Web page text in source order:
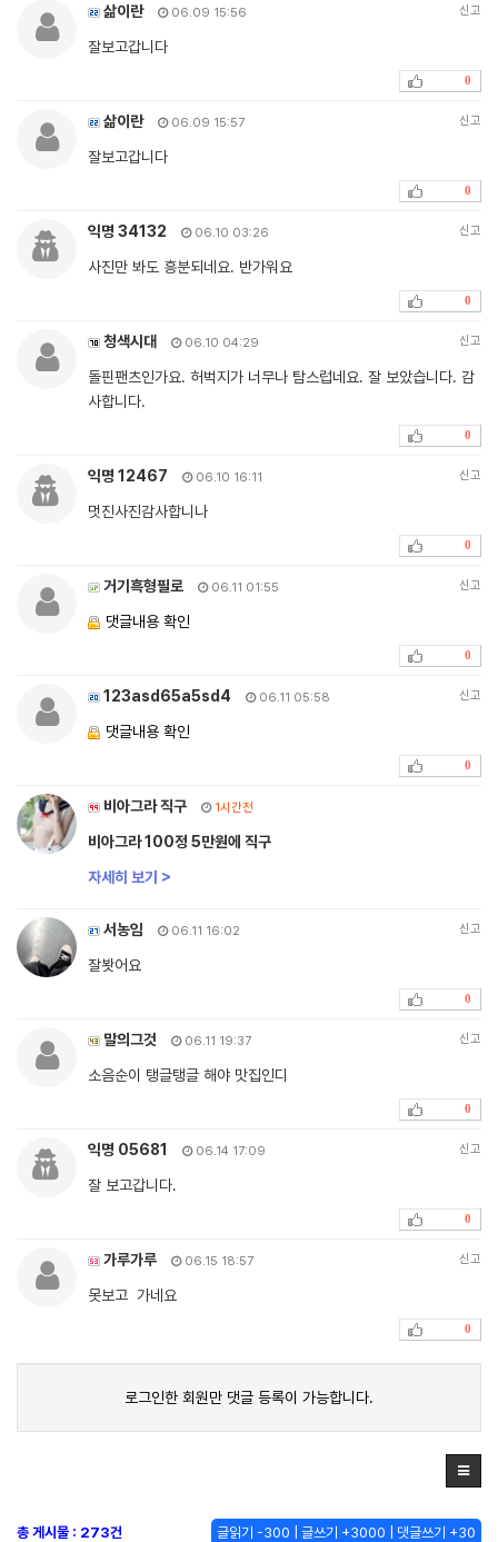
삶이란 06.09 15:56 신고
잘보고갑니다
0
삶이란 06.09 15:57 신고
잘보고갑니다
0
익명 34132 06.10 03:26 신고
사진만 봐도 흥분되네요. 반가워요
0
청색시대 06.10 04:29 신고
돌핀팬츠인가요. 허벅지가 너무나 탐스럽네요. 잘 보았습니다. 감
사합니다.
0
익명 12467 06.10 16:11 신고
멋진사진감사합니나
0
거기흑형필로 06.11 01:55 신고
댓글내용 확인
0
123asd65a5sd4 06.11 05:58 신고
댓글내용 확인
0
비아그라 직구 1시간전
비아그라 100정 5만원에 직구
자세히 보기 >
서농임 06.11 16:02 신고
잘봣어요
0
말의그것 06.11 19:37 신고
소음순이 탱글탱글 해야 맛집인디
0
익명 05681 06.14 17:09 신고
잘 보고갑니다.
0
가루가루 06.15 18:57 신고
못보고 가네요
0
로그인한 회원만 댓글 등록이 가능합니다.
글읽기 -300 | 글쓰기 +3000 | 댓글쓰기 +30
총 게시물 : 273건